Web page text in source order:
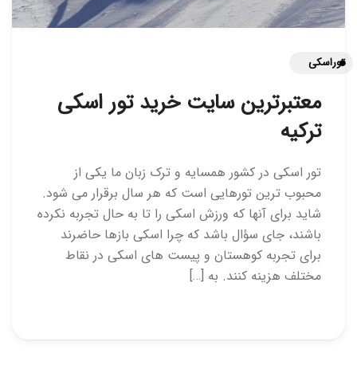
توراسکی
معتبرترین سایت خرید تور اسکی
ترکیه
تور اسکی در کشور همسایه و ترک زبان ما یکی از
محبوب ترین تورهایی است که هر سال برقرار می شود.
شاید برای آنها که ورزش اسکی را تا به حال تجربه نکرده
باشند، جای سؤال باشد که چرا اسکی بازها حاضرند
برای تجربه کوهستان و پیست های اسکی در نقاط
مختلف هزینه کنند. به […]